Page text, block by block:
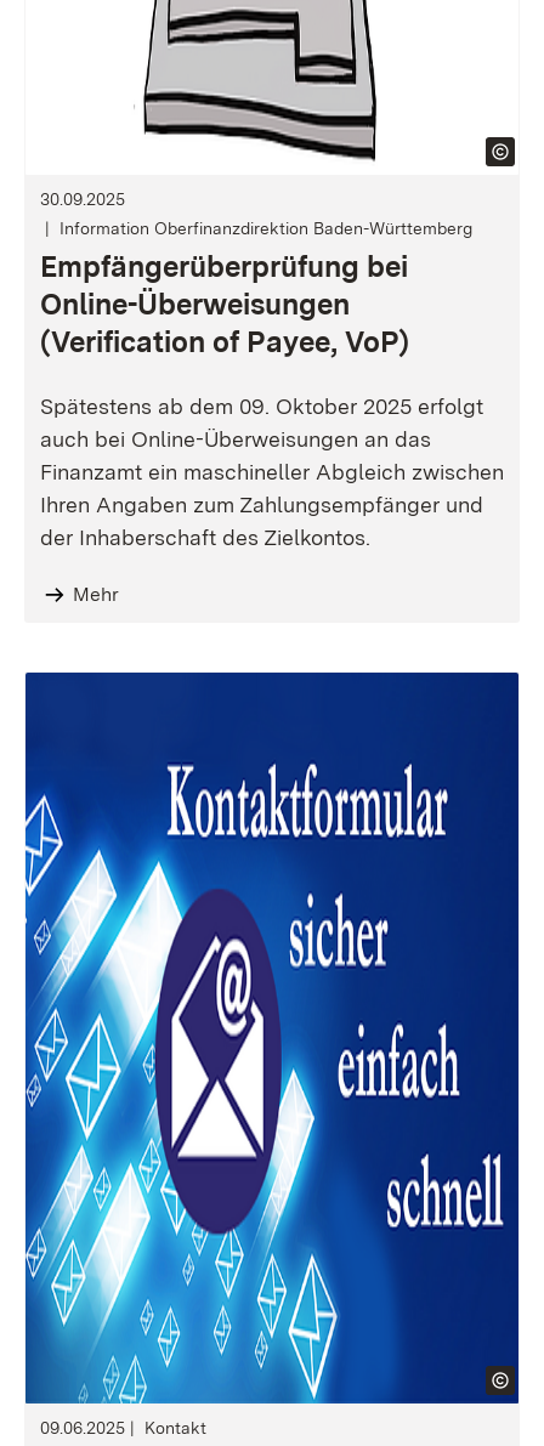
30.09.2025
Information Oberfinanzdirektion Baden-Württemberg
Empfängerüberprüfung bei
Online-Überweisungen
(Verification of Payee, VoP)
Spätestens ab dem 09. Oktober 2025 erfolgt
auch bei Online-Überweisungen an das
Finanzamt ein maschineller Abgleich zwischen
Ihren Angaben zum Zahlungsempfänger und
der Inhaberschaft des Zielkontos.
Mehr
09.06.2025 Kontakt